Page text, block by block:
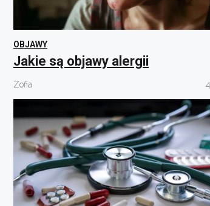
OBJAWY
Jakie są objawy alergii
Zofia